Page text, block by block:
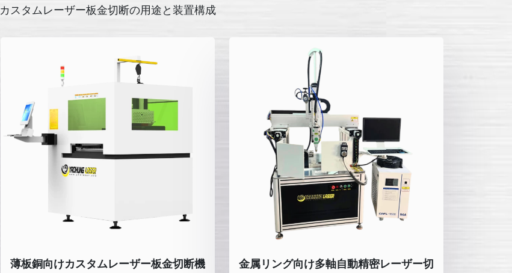
カスタムレーザー板金切断の用途と装置構成
薄板銅向けカスタムレーザー板金切断機
金属リング向け多軸自動精密レーザー切